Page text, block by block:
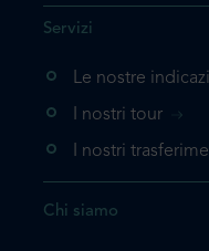
il prodotto che
nuovamente,
Servizi
Le nostre
I nostri tour
I nostri
Chi siamo